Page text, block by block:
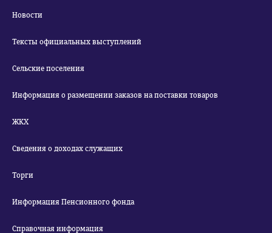
Новости
Тексты официальных выступлений
Сельские поселения
Информация о размещении заказов на поставки товаров
ЖКХ
Сведения о доходах служащих
Торги
Информация Пенсионного фонда
Справочная информация